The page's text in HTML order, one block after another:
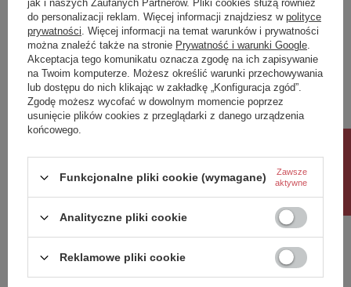
Twoja ocena:
5/5
Treść twojej opinii
Dodaj własne zdjęcie produktu:
jak i naszych Zaufanych Partnerów. Pliki cookies służą również
do personalizacji reklam. Więcej informacji znajdziesz w polityce
prywatności . Więcej informacji na temat warunków i prywatności
można znaleźć także na stronie Prywatność i warunki Google
Akceptacja tego komunikatu oznacza zgodę na ich zapisywanie
na Twoim komputerze. Możesz określić warunki przechowywania
lub dostępu do nich klikając w zakładkę „Konfiguracja zgód”.
Zgodę możesz wycofać w dowolnym momencie poprzez
usunięcie plików cookies z przeglądarki z danego urządzenia
końcowego.
Funkcjonalne pliki cookie (wymagane)
Zawsze
aktywne
Analityczne pliki cookie
Reklamowe pliki cookie